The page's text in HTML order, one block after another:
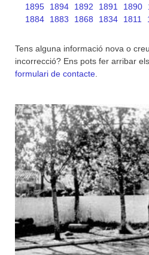
1895
1894 1892 1891 1890
1884
1883 1868 1834 1811
Tens alguna informació nova o
incorrecció? Ens pots fer arribar
formulari de contacte.